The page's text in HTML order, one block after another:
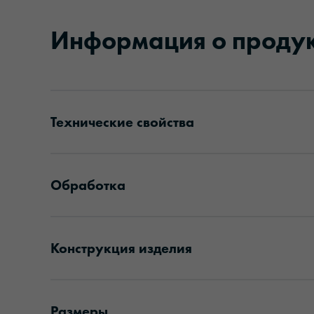
Информация о
Технические свойства
Обработка
Конструкция изделия